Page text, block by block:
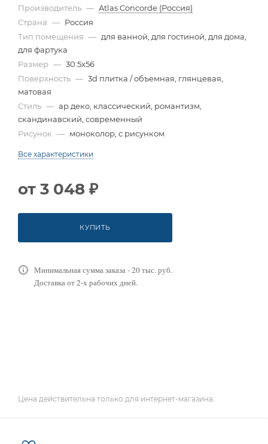
Производитель — Atlas Concorde (Россия)
Страна — Россия
Тип помещения — для ванной, для гостиной, для дома,
для фартука
Размер — 30.5x56
Поверхность — 3d плитка / объемная, глянцевая,
матовая
Стиль — ар деко, классический, романтизм,
скандинавский, современный
Рисунок — моноколор, с рисунком
Все характеристики
от 3 048 ₽
КУПИТЬ
Минимальная сумма заказа - 20 тыс. руб.
Доставка от 2-х рабочих дней.
Цена действительна только для интернет-магазина.